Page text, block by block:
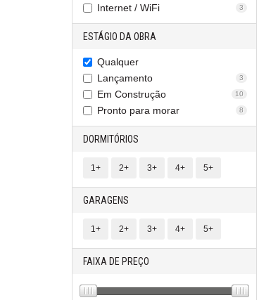
Internet / WiFi 3
ESTÁGIO DA OBRA
Qualquer
Lançamento
3
Em Construção 10
Pronto para morar 8
DORMITÓRIOS
1+ 2+ 3+ 4+ 5+
GARAGENS
1+ 2+ 3+ 4+ 5+
FAIXA DE PREÇO